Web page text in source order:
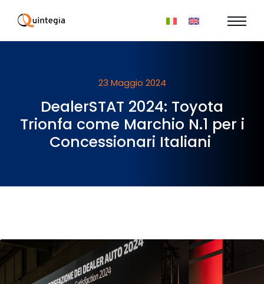
23 Maggio 2024
DealerSTAT 2024: Toyota
Trionfa come Marchio N.1 per i
Concessionari Italiani